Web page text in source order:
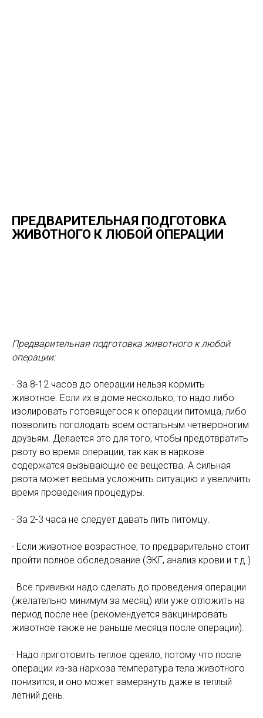
ПРЕДВАРИТЕЛЬНАЯ ПОДГОТОВКА
ЖИВОТНОГО К ЛЮБОЙ ОПЕРАЦИИ
Предварительная подготовка животного к любой
операции:
· За 8-12 часов до операции нельзя кормить
животное. Если их в доме несколько, то надо либо
изолировать готовящегося к операции питомца, либо
позволить поголодать всем остальным четвероногим
друзьям. Делается это для того, чтобы предотвратить
рвоту во время операции, так как в наркозе
содержатся вызывающие ее вещества. А сильная
рвота может весьма усложнить ситуацию и увеличить
время проведения процедуры.
· За 2-3 часа не следует давать пить питомцу.
· Если животное возрастное, то предварительно стоит
пройти полное обследование (ЭКГ, анализ крови и т.д.)
· Все прививки надо сделать до проведения операции
(желательно минимум за месяц) или уже отложить на
период после нее (рекомендуется вакцинировать
животное также не раньше месяца после операции).
· Надо приготовить теплое одеяло, потому что после
операции из-за наркоза температура тела животного
понизится, и оно может замерзнуть даже в теплый
летний день.